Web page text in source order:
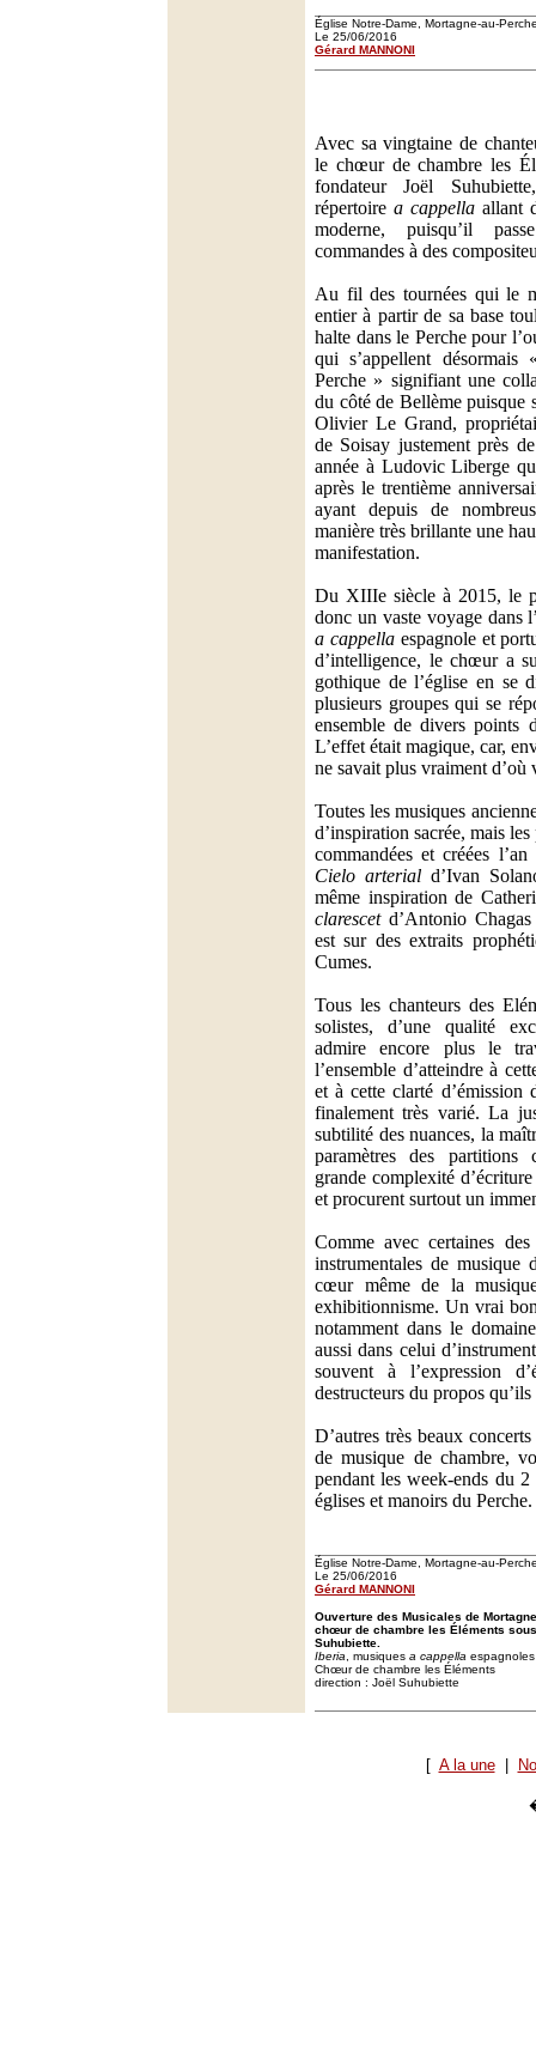
Église Notre-Dame, Mortagne-au-
Le 25/06/2016
Gérard MANNONI
Avec sa vingtaine de
le chœur de chambre les
fondateur Joël
répertoire a cappellaallant
moderne, puisqu’il
commandes à des
Au fil des tournées qui le
entier à partir de sa base
halte dans le Perche pour
qui s’appellent
Perche » signifiant une
du côté de Bellème puisque
Olivier Le Grand,
de Soisay justement près
année à Ludovic Liberge
après le trentième
ayant depuis de
manière très brillante une
manifestation.
Du XIIIe siècle à 2015, le
donc un vaste voyage dans
a cappellaespagnole et
d’intelligence, le chœur a
gothique de l’église en se
plusieurs groupes qui se
ensemble de divers points
L’effet était magique, car,
ne savait plus vraiment d’où
Toutes les musiques
d’inspiration sacrée, mais
commandées et créées
Cielo arterial d’Ivan
même inspiration de
clarescetd’Antonio
est sur des extraits
Cumes.
Tous les chanteurs des
solistes, d’une qualité
admire encore plus le
l’ensemble d’atteindre à
et à cette clarté d’émission
finalement très varié. La
subtilité des nuances, la
paramètres des partitions
grande complexité
et procurent surtout un
Comme avec certaines
instrumentales de musique
cœur même de la
exhibitionnisme. Un vrai
notamment dans le
aussi dans celui
souvent à l’expression
destructeurs du propos
D’autres très beaux
de musique de chambre,
pendant les week-ends du
églises et manoirs du Perche.
Église Notre-Dame, Mortagne-au-
Le 25/06/2016
Gérard MANNONI
Ouverture des Musicales de
chœur de chambre les Éléments
Suhubiette.
Iberia , musiques a cappella
Chœur de chambre les Éléments
direction : Joël Suhubiette
[ A la une|